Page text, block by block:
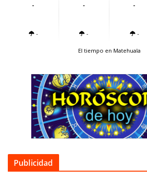
-
-
-
-
-
-
El tiempo en Matehuala
Publicidad